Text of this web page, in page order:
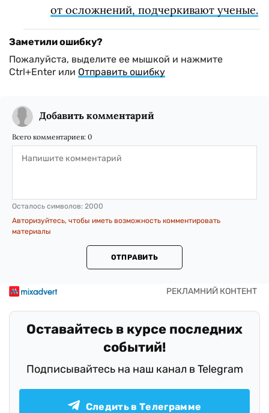
от осложнений, подчеркивают ученые.
Заметили ошибку?
Пожалуйста, выделите ее мышкой и нажмите
Ctrl+Enter или Отправить ошибку
Добавить комментарий
Всего комментариев: 0
Осталось символов: 2000
Авторизуйтесь, чтобы иметь возможность комментировать
материалы
ОТПРАВИТЬ
Оставайтесь в курсе последних
событий!
Подписывайтесь на наш канал в Telegram
Следить в Телеграмме